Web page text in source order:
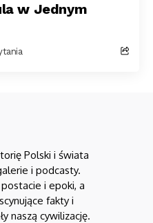
w Jednym
Polski i świata
i podcasty.
i epoki, a
fakty i
naszą cywilizację.